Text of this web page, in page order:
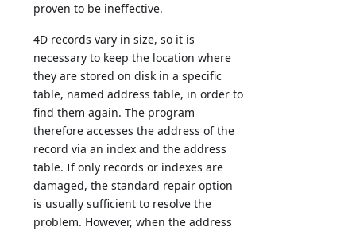
proven to be ineffective.
4D records vary in size, so it is
necessary to keep the location where
they are stored on disk in a specific
table, named address table, in order to
find them again. The program
therefore accesses the address of the
record via an index and the address
table. If only records or indexes are
damaged, the standard repair option
is usually sufficient to resolve the
problem. However, when the address